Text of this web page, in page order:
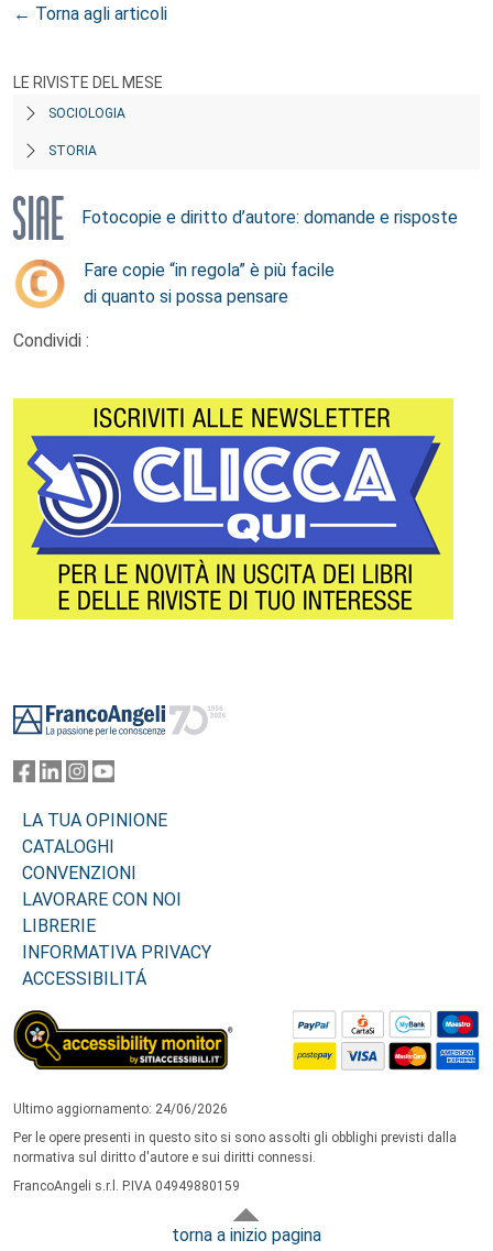
← Torna agli articoli
LE RIVISTE DEL MESE
SOCIOLOGIA
STORIA
Fotocopie e diritto d’autore: domande e risposte
Fare copie “in regola” è più facile
di quanto si possa pensare
Condividi :
LA TUA OPINIONE
CATALOGHI
CONVENZIONI
LAVORARE CON NOI
LIBRERIE
INFORMATIVA PRIVACY
ACCESSIBILITÁ
Ultimo aggiornamento: 24/06/2026
Per le opere presenti in questo sito si sono assolti gli obblighi previsti dalla
normativa sul diritto d'autore e sui diritti connessi.
FrancoAngeli s.r.l. P.IVA 04949880159
torna a inizio pagina